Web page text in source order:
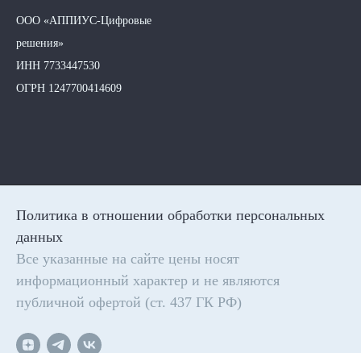
ООО «АППИУС-Цифровые
решения»
ИНН 7733447530
ОГРН 1247700414609
Политика в отношении обработки персональных
данных
Все указанные на сайте цены носят
информационный характер и не являются
публичной офертой (ст. 437 ГК РФ)